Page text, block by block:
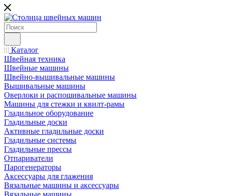
Каталог
Швейная техника
Швейные машины
Швейно-вышивальные машины
Вышивальные машины
Оверлоки и распошивальные машины
Машины для стежки и квилт-рамы
Гладильное оборудование
Гладильные доски
Активные гладильные доски
Гладильные системы
Гладильные прессы
Отпариватели
Парогенераторы
Аксессуары для глажения
Вязальные машины и аксессуары
Вязальные машины